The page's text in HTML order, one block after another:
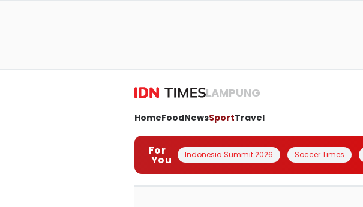
LAMPUNG
HomeFoodNewsSportTravel
For
You Indonesia Summit 2026 Soccer Times